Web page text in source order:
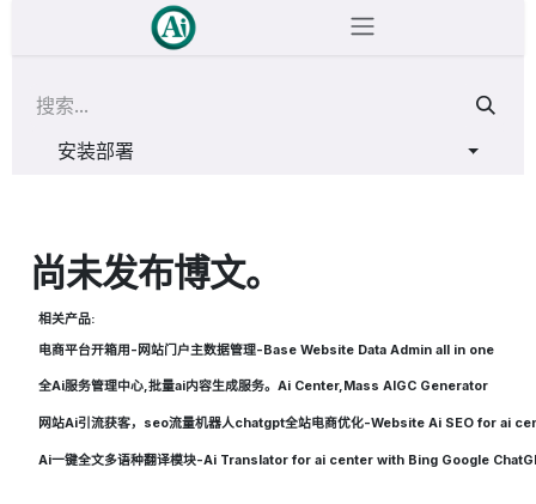
安装部署
尚未发布博文。
相关产品:
电商平台开箱用-网站门户主数据管理-Base Website Data Admin all in one
全Ai服务管理中心,批量ai内容生成服务。Ai Center,Mass AIGC Generator
网站Ai引流获客，seo流量机器人chatgpt全站电商优化-Website Ai SEO for ai
Ai一键全文多语种翻译模块-Ai Translator for ai center with Bing Google